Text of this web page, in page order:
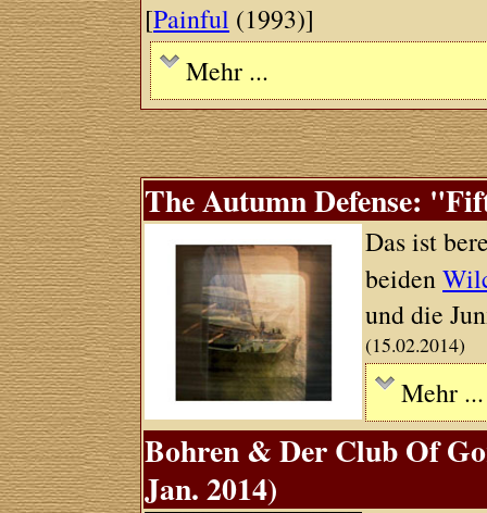
[Painful (1993)]
Mehr ...
The Autumn Defense:
Das ist
beiden
und die
(15.02.2014)
Mehr ...
Bohren & Der Club Of
Jan. 2014)